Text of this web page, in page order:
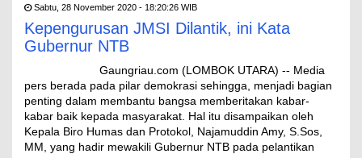
Sabtu, 28 November 2020 - 18:20:26 WIB
Kepengurusan JMSI Dilantik, ini Kata
Gubernur NTB
Gaungriau.com (LOMBOK UTARA) -- Media
pers berada pada pilar demokrasi sehingga, menjadi bagian
penting dalam membantu bangsa memberitakan kabar-
kabar baik kepada masyarakat. Hal itu disampaikan oleh
Kepala Biro Humas dan Protokol, Najamuddin Amy, S.Sos,
MM, yang hadir mewakili Gubernur NTB pada pelantikan